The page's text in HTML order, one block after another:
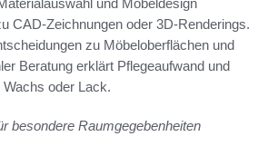
und Möbeldesign
CAD-Zeichnungen oder 3D-Renderings.
zu Möbeloberflächen und
Beratung erklärt Pflegeaufwand und
oder Lack.
besondere Raumgegebenheiten